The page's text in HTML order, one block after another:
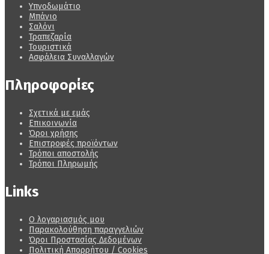
Υπνοδωμάτιο
Μπάνιο
Σαλόνι
Τραπεζαρία
Τουριστικά
Ασφάλεια Συναλλαγών
Πληροφορίες
Σχετικά με εμάς
Επικοινωνία
Όροι χρήσης
Επιστροφές προϊόντων
Τρόποι αποστολής
Τρόποι Πληρωμής
Links
Ο λογαριασμός μου
Παρακολούθηση παραγγελιών
Όροι Προστασίας Δεδομένων
Πολιτική Απορρήτου / Cookies